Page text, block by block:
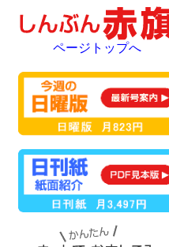
ページトップへ